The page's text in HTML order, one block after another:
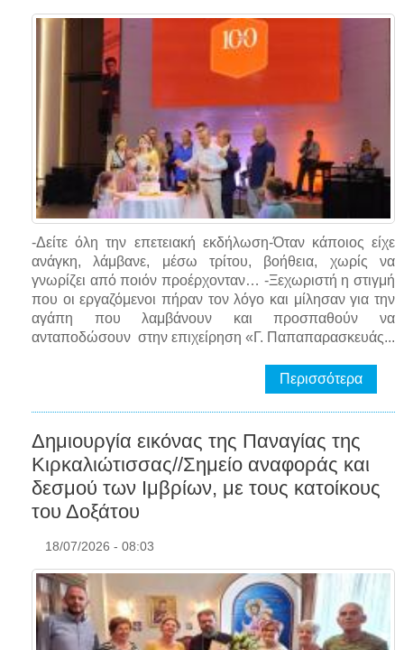
-Δείτε όλη την επετειακή εκδήλωση-Όταν κάποιος είχε
ανάγκη, λάμβανε, μέσω τρίτου, βοήθεια, χωρίς να
γνωρίζει από ποιόν προέρχονταν… -Ξεχωριστή η στιγμή
που οι εργαζόμενοι πήραν τον λόγο και μίλησαν για την
αγάπη που λαμβάνουν και προσπαθούν να
ανταποδώσουν στην επιχείρηση «Γ. Παπαπαρασκευάς...
Περισσότερα
Δημιουργία εικόνας της Παναγίας της
Κιρκαλιώτισσας//Σημείο αναφοράς και
δεσμού των Ιμβρίων, με τους κατοίκους
του Δοξάτου
18/07/2026 - 08:03